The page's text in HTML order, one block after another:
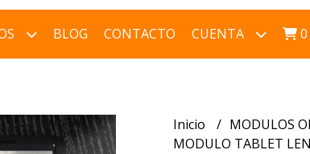
BLOG CONTACTO CUENTA 0
Inicio MODULOS
MODULO TABLET